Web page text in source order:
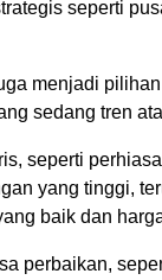
seperti
menjadi
sedang tren
seperti
yang tinggi,
baik dan
perbaikan,